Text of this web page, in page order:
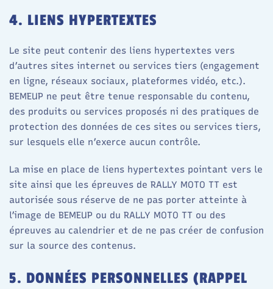
4. LIENS HYPERTEXTES
Le site peut contenir des liens hypertextes vers
d’autres sites internet ou services tiers (engagement
en ligne, réseaux sociaux, plateformes vidéo, etc.).
BEMEUP ne peut être tenue responsable du contenu,
des produits ou services proposés ni des pratiques de
protection des données de ces sites ou services tiers,
sur lesquels elle n’exerce aucun contrôle.
La mise en place de liens hypertextes pointant vers le
site ainsi que les épreuves de RALLY MOTO TT est
autorisée sous réserve de ne pas porter atteinte à
l’image de BEMEUP ou du RALLY MOTO TT ou des
épreuves au calendrier et de ne pas créer de confusion
sur la source des contenus.
5. DONNÉES PERSONNELLES (RAPPEL